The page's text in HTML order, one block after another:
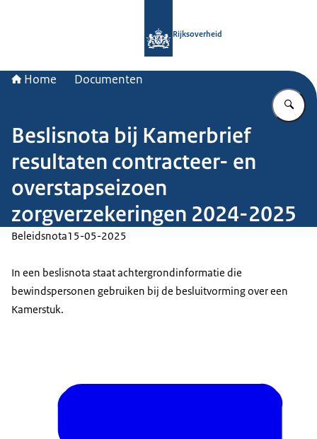
Rijksoverheid
Home Documenten
Beslisnota bij Kamerbrief
resultaten contracteer- en
overstapseizoen
zorgverzekeringen 2024-2025
Beleidsnota15-05-2025
In een beslisnota staat achtergrondinformatie die
bewindspersonen gebruiken bij de besluitvorming over een
Kamerstuk.